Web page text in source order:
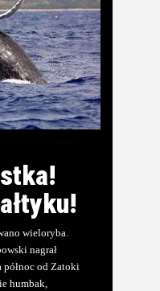
wieloryba.
nagrał
północ od Zatoki
humbak,